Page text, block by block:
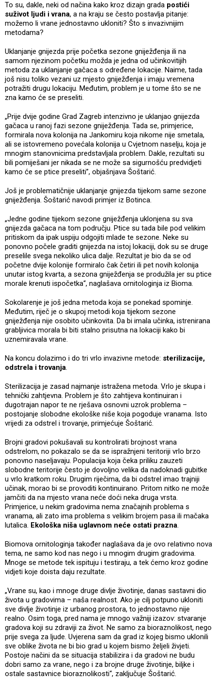
To su, dakle, neki od načina kako kroz dizajn grada postići
suživot ljudi i vrana, a na kraju se često postavlja pitanje:
možemo li vrane jednostavno ukloniti? Što s invazivnijim
metodama?
Uklanjanje gnijezda prije početka sezone gniježđenja ili na
samom njezinom početku možda je jedna od učinkovitijih
metoda za uklanjanje gačaca s određene lokacije. Naime, tada
još nisu toliko vezani uz mjesto gniježđenja i imaju vremena
potražiti drugu lokaciju. Međutim, problem je u tome što se ne
zna kamo će se preseliti.
„Prije dvije godine Grad Zagreb intenzivno je uklanjao gnijezda
gačaca u ranoj fazi sezone gniježđenja. Tada se, primjerice,
formirala nova kolonija na Jankomiru koja nikome nije smetala,
ali se istovremeno povećala kolonija u Cvjetnom naselju, koja je
mnogim stanovnicima predstavljala problem. Dakle, rezultati su
bili pomiješani jer nikada se ne može sa sigurnošću predvidjeti
kamo će se ptice preseliti”, objašnjava Šoštarić.
Još je problematičnije uklanjanje gnijezda tijekom same sezone
gniježđenja. Šoštarić navodi primjer iz Botinca.
„Jedne godine tijekom sezone gniježđenja uklonjena su sva
gnijezda gačaca na tom području. Ptice su tada bile pod velikim
pritiskom da ipak uspiju odgojiti mlade te sezone. Neke su
ponovno počele graditi gnijezda na istoj lokaciji, dok su se druge
preselile svega nekoliko ulica dalje. Rezultat je bio da se od
početne dvije kolonije formiralo čak četiri ili pet novih kolonija
unutar istog kvarta, a sezona gniježđenja se produžila jer su ptice
morale krenuti ispočetka“, naglašava ornitologinja iz Bioma.
Sokolarenje je još jedna metoda koja se ponekad spominje.
Međutim, riječ je o skupoj metodi koja tijekom sezone
gniježđenja nije osobito učinkovita. Da bi imala učinka, istrenirana
grabljivica morala bi biti stalno prisutna na lokaciji kako bi
uznemiravala vrane.
Na koncu dolazimo i do tri vrlo invazivne metode: sterilizacije,
odstrela i trovanja.
Sterilizacija je zasad najmanje istražena metoda. Vrlo je skupa i
tehnički zahtjevna. Problem je što zahtijeva kontinuiran i
dugotrajan napor te ne rješava osnovni uzrok problema –
postojanje slobodne ekološke niše koja pogoduje vranama. Isto
vrijedi za odstrel i trovanje, primjećuje Šoštarić.
Brojni gradovi pokušavali su kontrolirati brojnost vrana
odstrelom, no pokazalo se da se ispražnjeni teritoriji vrlo brzo
ponovno naseljavaju. Populacija koja čeka priliku zauzeti
slobodne teritorije često je dovoljno velika da nadoknadi gubitke
u vrlo kratkom roku. Drugim riječima, da bi odstrel imao trajniji
učinak, morao bi se provoditi kontinuirano. Pritom nitko ne može
jamčiti da na mjesto vrana neće doći neka druga vrsta.
Primjerice, u nekim gradovima nema značajnih problema s
vranama, ali zato ima problema s velikim brojem pasa ili mačaka
lutalica. Ekološka niša uglavnom neće ostati prazna.
Biomova ornitologinja također naglašava da je ovo relativno nova
tema, ne samo kod nas nego i u mnogim drugim gradovima.
Mnoge se metode tek ispituju i testiraju, a tek ćemo kroz godine
vidjeti koje doista daju rezultate.
„Vrane su, kao i mnoge druge divlje životinje, danas sastavni dio
života u gradovima – naša realnost. Ako je cilj potpuno ukloniti
sve divlje životinje iz urbanog prostora, to jednostavno nije
realno. Osim toga, pred nama je mnogo važniji izazov: stvaranje
gradova koji su zdraviji za život. Ne samo za bioraznolikost, nego
prije svega za ljude. Uvjerena sam da grad iz kojeg bismo uklonili
sve oblike života ne bi bio grad u kojem bismo željeli živjeti.
Postoje načini da se situacija stabilizira i da gradovi ne budu
dobri samo za vrane, nego i za brojne druge životinje, biljke i
ostale sastavnice bioraznolikosti“, zaključuje Šoštarić.